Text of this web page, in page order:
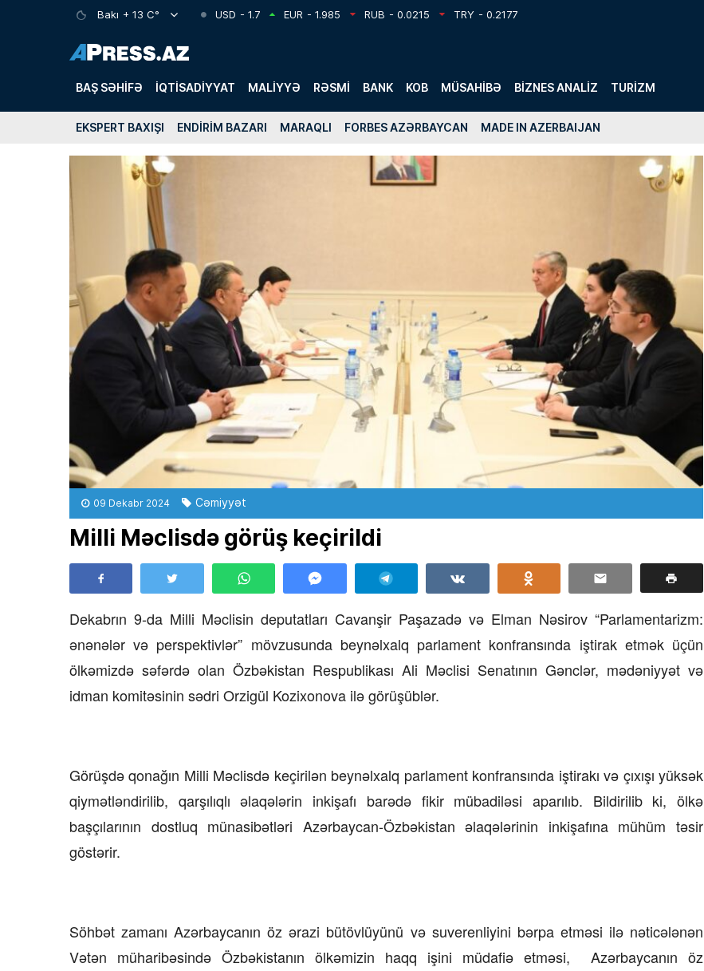
Bakı + 13 C° USD - 1.7 EUR - 1.985 RUB - 0.0215 TRY - 0.2177
BAŞ SƏHIFƏ İQTISADIYYAT MALIYYƏ RƏSMI BANK KOB MÜSAHIBƏ BIZNES ANALIZ TURIZM
EKSPERT BAXIŞI ENDIRIM BAZARI MARAQLI FORBES AZƏRBAYCAN MADE IN AZERBAIJAN
09 Dekabr 2024 Cəmiyyət
Milli Məclisdə görüş keçirildi
Dekabrın 9-da Milli Məclisin deputatları Cavanşir Paşazadə və Elman Nəsirov “Parlamentarizm:
ənənələr və perspektivlər” mövzusunda beynəlxalq parlament konfransında iştirak etmək üçün
ölkəmizdə səfərdə olan Özbəkistan Respublikası Ali Məclisi Senatının Gənclər, mədəniyyət və
idman komitəsinin sədri Orzigül Kozixonova ilə görüşüblər.
Görüşdə qonağın Milli Məclisdə keçirilən beynəlxalq parlament konfransında iştirakı və çıxışı yüksək
qiymətləndirilib, qarşılıqlı əlaqələrin inkişafı barədə fikir mübadiləsi aparılıb. Bildirilib ki, ölkə
başçılarının dostluq münasibətləri Azərbaycan-Özbəkistan əlaqələrinin inkişafına mühüm təsir
göstərir.
Söhbət zamanı Azərbaycanın öz ərazi bütövlüyünü və suverenliyini bərpa etməsi ilə nəticələnən
Vətən müharibəsində Özbəkistanın ölkəmizin haqq işini müdafiə etməsi, Azərbaycanın öz
Süni qiymət artımlarının qarşısı necə
alınmalıdır?